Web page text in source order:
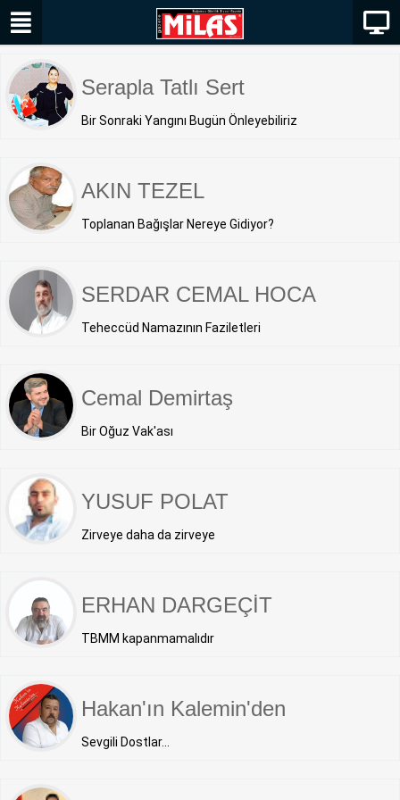
Serapla Tatlı Sert
Bir Sonraki Yangını Bugün Önleyebiliriz
AKIN TEZEL
Toplanan Bağışlar Nereye Gidiyor?
SERDAR CEMAL HOCA
Teheccüd Namazının Faziletleri
Cemal Demirtaş
Bir Oğuz Vak'ası
YUSUF POLAT
Zirveye daha da zirveye
ERHAN DARGEÇİT
TBMM kapanmamalıdır
Hakan'ın Kalemin'den
Sevgili Dostlar...